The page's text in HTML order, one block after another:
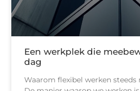
Een werkplek die
dag
Waarom flexibel werken